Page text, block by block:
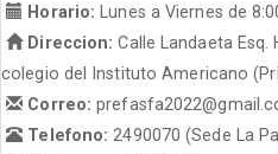
Horario:
Lunes a Viernes de
Direccion: Calle Landaeta Esq.
colegio del Instituto Americano
Correo:
Telefono: 2490070 (Sede La